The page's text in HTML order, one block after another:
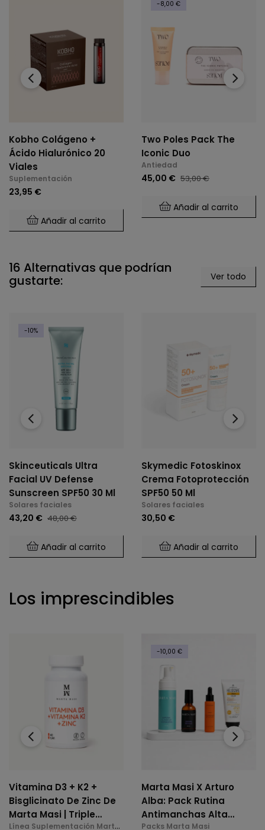
Kobho Colágeno +
Ácido Hialurónico 20
Viales
Suplementación
23,95 €
Añadir al carrito
-8,00 €
Two Poles Pack The
Iconic Duo
Antiedad
45,00 € 53,00 €
Añadir al carrito
‹ ›
16 Alternativas que podrían
gustarte: Ver todo
-10%
Skinceuticals Ultra
Facial UV Defense
Sunscreen SPF50 30 Ml
Solares faciales
43,20 € 48,00 €
Añadir al carrito
Skymedic Fotoskinox
Crema Fotoprotección
SPF50 50 Ml
Solares faciales
30,50 €
Añadir al carrito
‹ ›
Los imprescindibles
Vitamina D3 + K2 +
Bisglicinato De Zinc De
Marta Masi | Triple
Línea Suplementación Marta
-10,00 €
Marta Masi X Arturo
Alba: Pack Rutina
Antimanchas Alta
Packs Marta Masi
‹ ›